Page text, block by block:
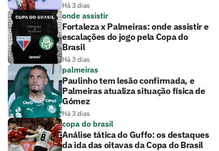
Há 3 dias
onde assistir
Fortaleza x Palmeiras: onde assistir e
escalações do jogo pela Copa do
Brasil
Há 3 dias
palmeiras
Paulinho tem lesão confirmada, e
Palmeiras atualiza situação física de
Gómez
Há 3 dias
copa do brasil
Análise tática do Guffo: os destaques
da ida das oitavas da Copa do Brasil